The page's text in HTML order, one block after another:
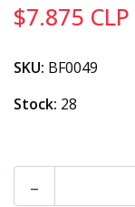
$7.875 CLP
SKU: BF0049
Stock: 28
-